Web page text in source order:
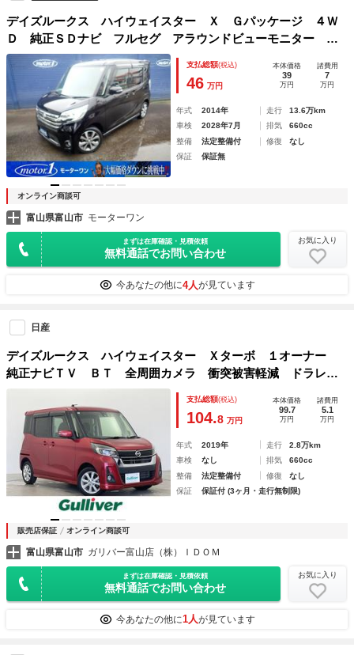
デイズルークス ハイウェイスター Ｘ Ｇパッケージ ４Ｗ
Ｄ 純正ＳＤナビ フルセグ アラウンドビューモニター バ
ックカメラ ＨＩＤヘッドライト 両側電動スライドドア Ｅ
ＴＣ 純正１５ＡＷ シートヒーター オートエアコン Ｂｌ
ｕｅｔｏｏｔｈ
支払総額(税込)
46 万円
本体価格
39
万円
諸費用
7
万円
年式 2014年 走行
13.6万km
車検
2028年7月 排気
660cc
整備
法定整備付 修復
なし
保証
保証無
オンライン商談可
富山県富山市 モーターワン
まずは在庫確認・見積依頼
無料通話でお問い合わせ
お気に入り
今あなたの他に4人が見ています
日産
デイズルークス ハイウェイスター Ｘターボ １オーナー
純正ナビＴＶ ＢＴ 全周囲カメラ 衝突被害軽減 ドラレ
コ ＥＴＣ 片側パワスラ 純正ＡＷ レーンキープ 横滑り
防止 オートマチックハイビーム 前後コーナーセンサー Ｌ
ＥＤヘッドライト
支払総額(税込)
104.8 万円
本体価格
99.7
万円
諸費用
5.1
万円
年式 2019年 走行
2.8万km
車検
なし 排気
660cc
整備
法定整備付 修復
なし
保証
保証付 (3ヶ月・走行無制限)
販売店保証 オンライン商談可
富山県富山市 ガリバー富山店（株）ＩＤＯＭ
まずは在庫確認・見積依頼
無料通話でお問い合わせ
お気に入り
今あなたの他に1人が見ています